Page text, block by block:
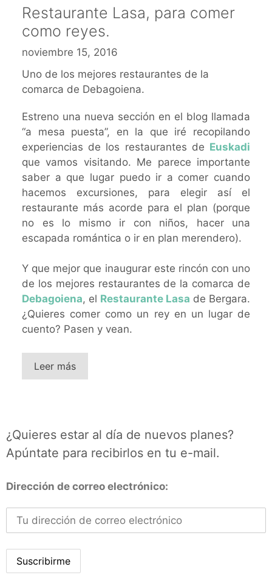
Restaurante Lasa, para comer
como reyes.
noviembre 15, 2016
Uno de los mejores restaurantes de la
comarca de Debagoiena.
Estreno una nueva sección en el blog llamada
“a mesa puesta”, en la que iré recopilando
experiencias de los restaurantes de Euskadi
que vamos visitando. Me parece importante
saber a que lugar puedo ir a comer cuando
hacemos excursiones, para elegir así el
restaurante más acorde para el plan (porque
no es lo mismo ir con niños, hacer una
escapada romántica o ir en plan merendero).
Y que mejor que inaugurar este rincón con uno
de los mejores restaurantes de la comarca de
Debagoiena, el Restaurante Lasa de Bergara.
¿Quieres comer como un rey en un lugar de
cuento? Pasen y vean.
Leer más
¿Quieres estar al día de nuevos planes?
Apúntate para recibirlos en tu e-mail.
Dirección de correo electrónico: